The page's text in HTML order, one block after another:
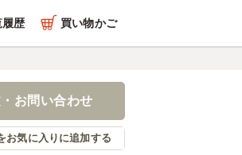
履歴 買い物かご
お問い合わせ
お気に入りに追加する